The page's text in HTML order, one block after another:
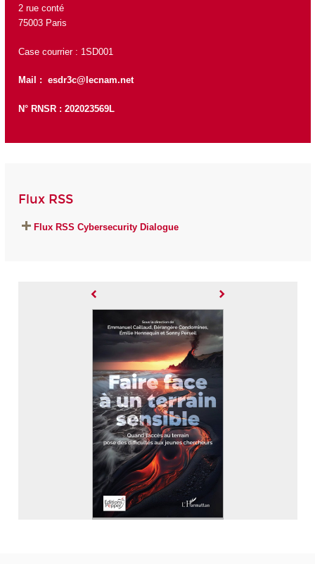
2 rue conté
75003 Paris
Case courrier : 1SD001
Mail : esdr3c@lecnam.net
N° RNSR : 202023569L
Flux RSS
Flux RSS Cybersecurity Dialogue